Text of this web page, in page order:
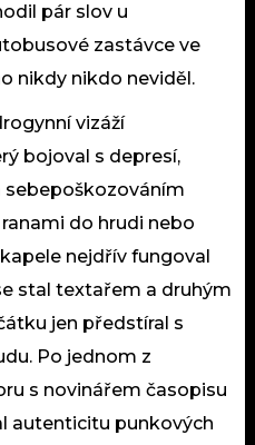
pár slov u
zastávce ve
nikdy nikdo neviděl.
vizáží
bojoval s depresí,
sebepoškozováním
do hrudi nebo
nejdřív fungoval
stal textařem a druhým
jen předstíral s
Po jednom z
s novinářem časopisu
autenticitu punkových